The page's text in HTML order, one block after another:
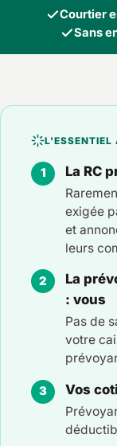
Courtier
Sans
L'ESSENTIEL
La RC
exigée
et
leurs
La
: vous
Pas de
votre
Vos